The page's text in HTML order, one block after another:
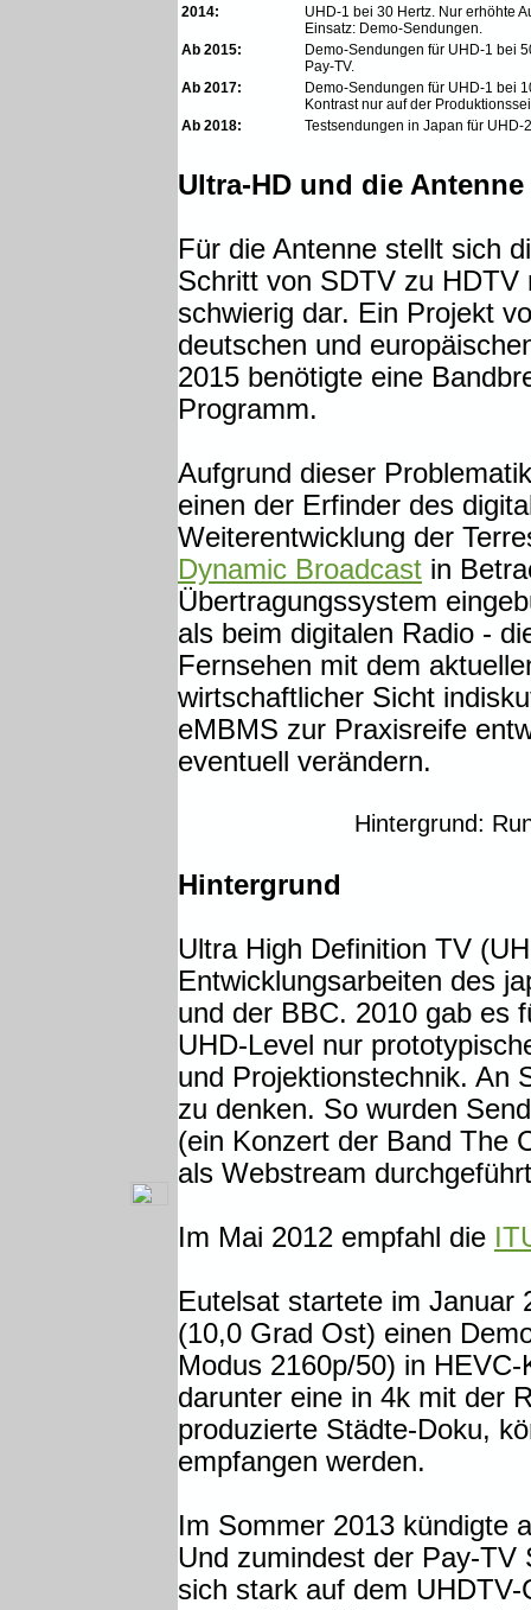
2014:
UHD-1 bei 30 Hertz. Nur erhöhte
Einsatz: Demo-Sendungen.
Ab 2015:
Demo-Sendungen für UHD-1 bei
Pay-TV.
Ab 2017:
Demo-Sendungen für UHD-1 bei
Kontrast nur auf der
Ab 2018:
Testsendungen in Japan für
Ultra-HD und die Antenne
Für die Antenne stellt sich
Schritt von SDTV zu HDTV
schwierig dar. Ein Projekt
deutschen und
2015 benötigte eine
Programm.
Aufgrund dieser
einen der Erfinder des
Weiterentwicklung der
Dynamic Broadcast in
Übertragungssystem
als beim digitalen Radio -
Fernsehen mit dem
wirtschaftlicher Sicht
eMBMS zur Praxisreife
eventuell verändern.
Hintergrund:
Hintergrund
Ultra High Definition TV
Entwicklungsarbeiten des
und der BBC. 2010 gab es
UHD-Level nur
und Projektionstechnik. An
zu denken. So wurden
(ein Konzert der Band The
als Webstream
Im Mai 2012 empfahl die
Eutelsat startete im Januar
(10,0 Grad Ost) einen
Modus 2160p/50) in
darunter eine in 4k mit der
produzierte Städte-Doku,
empfangen werden.
Im Sommer 2013 kündigte
Und zumindest der Pay-TV
sich stark auf dem